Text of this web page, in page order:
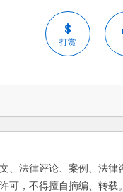
打赏
、法律评论、案例、法
可，不得擅自摘编、转